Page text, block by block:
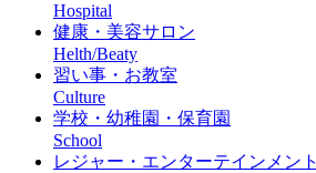
Hospital
健康・美容サロン
Helth/Beaty
習い事・お教室
Culture
学校・幼稚園・保育園
School
レジャー・エンターテインメント